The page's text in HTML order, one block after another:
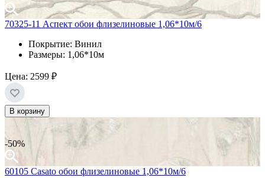
70325-11 Аспект обои флизелиновые 1,06*10м/6
Покрытие: Винил
Размеры: 1,06*10м
Цена: 2599 ₽
В корзину
-50%
60105 Casato обои флизелиновые 1,06*10м/6